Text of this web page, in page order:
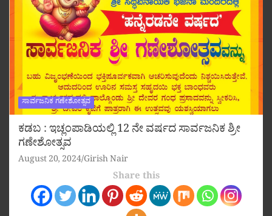
ಸಾರ್ವಜನಿಕ ಗಣೇಶೋತ್ಸವ
ಕಡಬ : ಇಚ್ಲಂಪಾಡಿಯಲ್ಲಿ 12 ನೇ ವರ್ಷದ ಸಾರ್ವಜನಿಕ ಶ್ರೀ
ಗಣೇಶೋತ್ಸವ
August 20, 2024 Girish Nair
Share this